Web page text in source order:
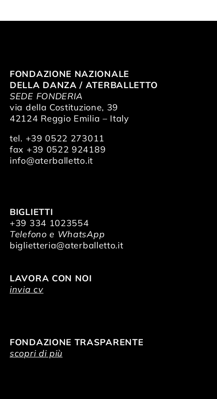
FONDAZIONE NAZIONALE
DELLA DANZA / ATERBALLETTO
SEDE FONDERIA
via della Costituzione, 39
42124 Reggio Emilia – Italy
tel. +39 0522 273011
fax +39 0522 924189
info@aterballetto.it
BIGLIETTI
+39 334 1023554
Telefono e WhatsApp
biglietteria@aterballetto.it
LAVORA CON NOI
invia cv
FONDAZIONE TRASPARENTE
scopri di più